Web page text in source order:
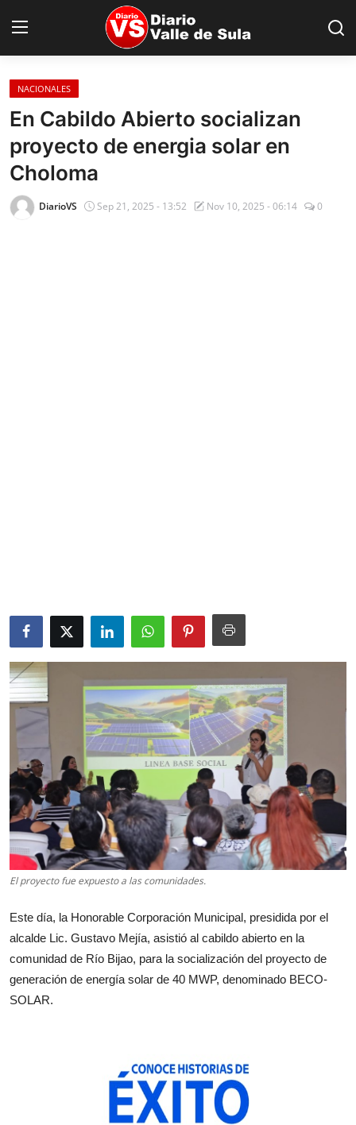
Inicio
Nacionales
Internacionales
Sucesos
NACIONALES
En Cabildo Abierto socializan
proyecto de energia solar en
Choloma
DiarioVS Sep 21, 2025 - 13:52 Nov 10, 2025 - 06:14 0
El proyecto fue expuesto a las comunidades.
Este día, la Honorable Corporación Municipal, presidida por el
alcalde Lic. Gustavo Mejía, asistió al cabildo abierto en la
comunidad de Río Bijao, para la socialización del proyecto de
generación de energía solar de 40 MWP, denominado BECO-
SOLAR.